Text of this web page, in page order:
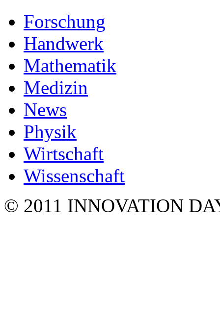
Forschung
Handwerk
Mathematik
Medizin
News
Physik
Wirtschaft
Wissenschaft
© 2011 INNOVATION